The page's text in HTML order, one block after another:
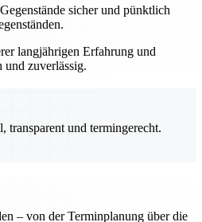
sicher und pünktlich
langjährigen Erfahrung und
und zuverlässig.
transparent und termingerecht.
– von der Terminplanung über die